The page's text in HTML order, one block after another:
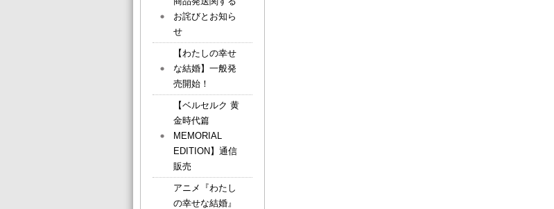
お詫びとお知ら
せ
【わたしの幸せ
な結婚】一般発
売開始！
【ベルセルク 黄
金時代篇
MEMORIAL
EDITION】通信
販売
アニメ『わたし
の幸せな結婚』